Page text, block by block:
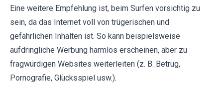
Eine weitere Empfehlung ist, beim Surfen vorsichtig zu
sein, da das Internet voll von trügerischen und
gefährlichen Inhalten ist. So kann beispielsweise
aufdringliche Werbung harmlos erscheinen, aber zu
fragwürdigen Websites weiterleiten (z. B. Betrug,
Pornografie, Glücksspiel usw.).